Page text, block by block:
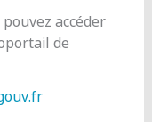
accéder
de